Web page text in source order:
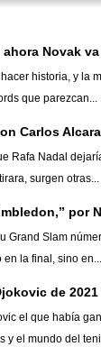
Novak
historia, y la
que parezcan...
Carlos
Rafa Nadal
surgen otras...
por
Grand Slam
la final, sino en...
de 2021
el que había
el mundo del